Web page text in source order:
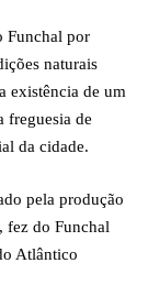
Funchal por
naturais
existência de um
freguesia de
da cidade.
pela produção
fez do Funchal
Atlântico